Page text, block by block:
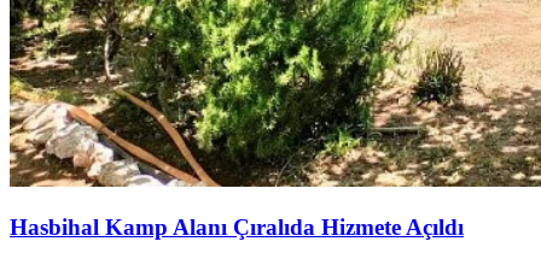
Hasbihal Kamp Alanı Çıralıda Hizmete Açıldı